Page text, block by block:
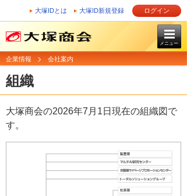
大塚IDとは 大塚ID新規登録 ログイン
メニュー
企業情報 会社案内
組織
大塚商会の2026年7月1日現在の組織図で
す。